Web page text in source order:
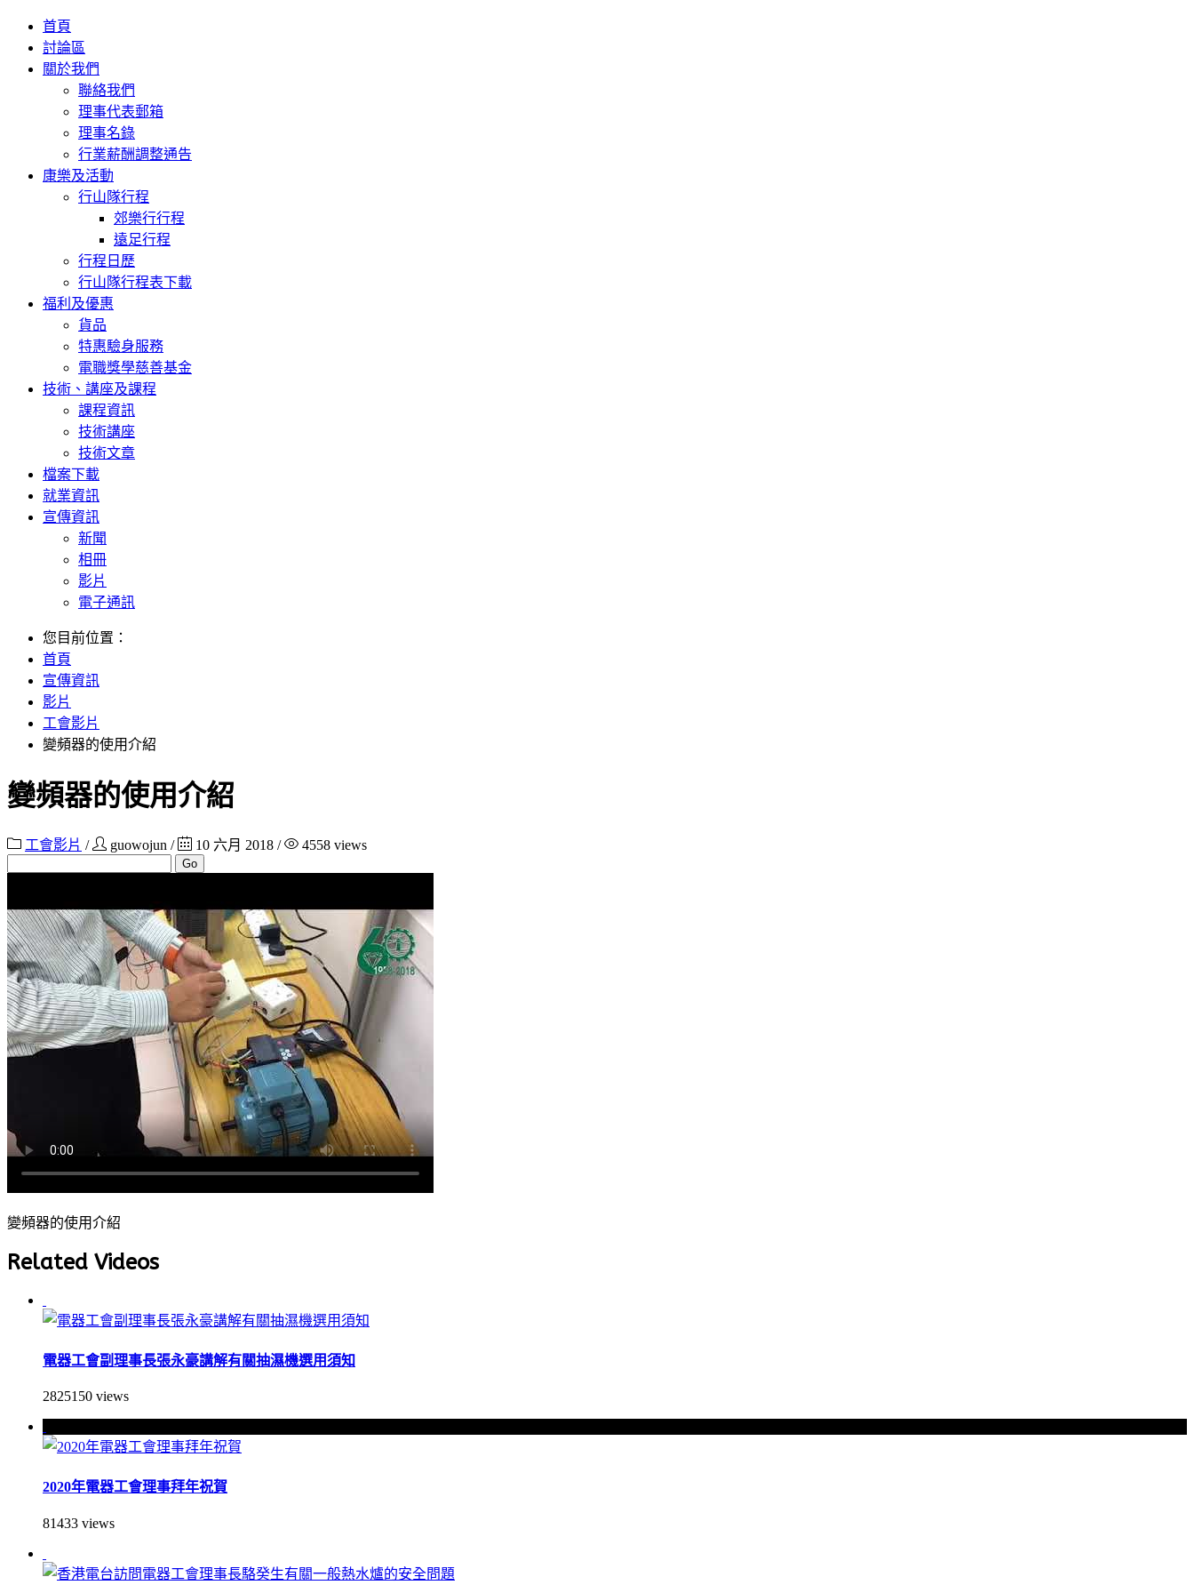
首頁
討論區
關於我們
聯絡我們
理事代表郵箱
理事名錄
行業薪酬調整通告
康樂及活動
行山隊行程
郊樂行行程
遠足行程
行程日歷
行山隊行程表下載
福利及優惠
貨品
特惠驗身服務
電職獎學慈善基金
技術、講座及課程
課程資訊
技術講座
技術文章
檔案下載
就業資訊
宣傳資訊
新聞
相冊
影片
電子通訊
您目前位置：
首頁
宣傳資訊
影片
工會影片
變頻器的使用介紹
變頻器的使用介紹
工會影片 / guowojun / 10 六月 2018 / 4558 views
Go
變頻器的使用介紹
Related Videos
電器工會副理事長張永豪講解有關抽濕機選用須知
2825150 views
2020年電器工會理事拜年祝賀
81433 views